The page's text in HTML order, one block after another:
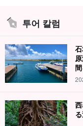
투어 칼럼